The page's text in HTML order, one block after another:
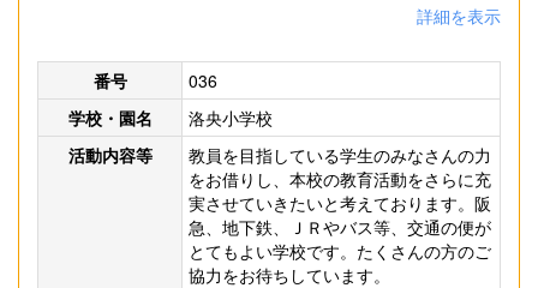
詳細を表示
番号
036
学校・園名
洛央小学校
活動内容等
教員を目指している学生のみなさんの力
をお借りし、本校の教育活動をさらに充
実させていきたいと考えております。阪
急、地下鉄、ＪＲやバス等、交通の便が
とてもよい学校です。たくさんの方のご
協力をお待ちしています。